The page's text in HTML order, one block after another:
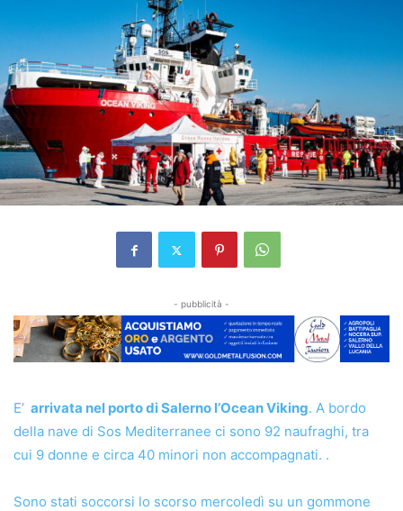
- pubblicità -
E’ arrivata nel porto di Salerno l’Ocean Viking. A bordo
della nave di Sos Mediterranee ci sono 92 naufraghi, tra
cui 9 donne e circa 40 minori non accompagnati. .
Sono stati soccorsi lo scorso mercoledì su un gommone